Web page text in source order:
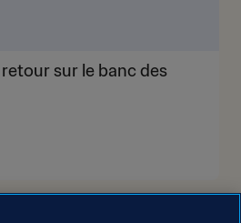
sur le banc des